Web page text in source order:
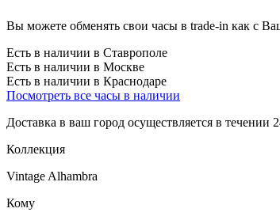
Вы можете обменять свои часы в trade-in как с
Есть в наличии в Ставрополе
Есть в наличии в Москве
Есть в наличии в Краснодаре
Посмотреть все часы в наличии
Доставка в ваш город осуществляется в течении
Коллекция
Vintage Alhambra
Кому